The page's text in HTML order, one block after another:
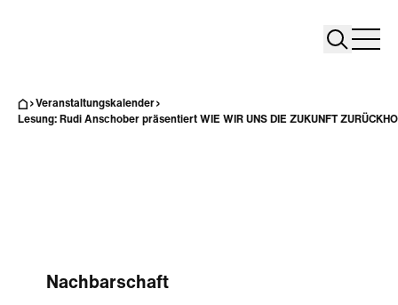
Search
Veranstaltungskalender
Lesung: Rudi Anschober präsentiert WIE WIR UNS DIE ZUKUNFT
Nachbarschaft